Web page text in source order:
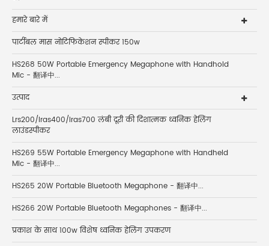
हमारे बारे में
पार्टीबल मास नोटिफिकेशन स्पीकर 150w
HS268 50W Portable Emergency Megaphone with Handhold
Mic - 翻译中...
उत्पाद
Lrs200/lras400/lras700 लंबी दूरी की दिशात्मक ध्वनिक हेलिंग
लाउंडस्पीकर
HS269 55W Portable Emergency Megaphone with Handheld
Mic - 翻译中...
HS265 20W Portable Bluetooth Megaphone - 翻译中...
HS266 20W Portable Bluetooth Megaphones - 翻译中...
प्रकाश के साथ 100w विशेष ध्वनिक हेलिंग उपकरण